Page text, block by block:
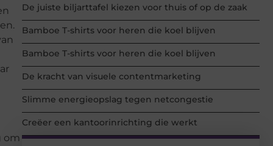
om
De juiste biljarttafel kiezen voor thuis of op de zaak
Bamboe T-shirts voor heren die koel blijven
Bamboe T-shirts voor heren die koel blijven
De kracht van visuele contentmarketing
Slimme energieopslag tegen netcongestie
Creëer een kantoorinrichting die werkt